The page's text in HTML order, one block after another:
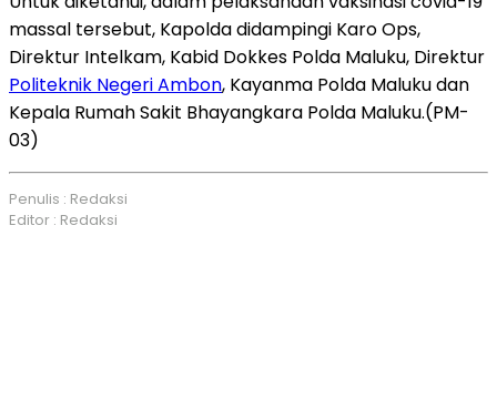
massal tersebut, Kapolda didampingi Karo Ops,
Direktur Intelkam, Kabid Dokkes Polda Maluku, Direktur
Politeknik Negeri Ambon, Kayanma Polda Maluku dan
Kepala Rumah Sakit Bhayangkara Polda Maluku.(PM-
03)
Penulis : Redaksi
Editor : Redaksi